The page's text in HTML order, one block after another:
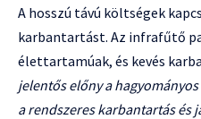
A hosszú távú költségek
karbantartást. Az infrafűtő
élettartamúak, és kevés
jelentős előny a
a rendszeres karbantartás és